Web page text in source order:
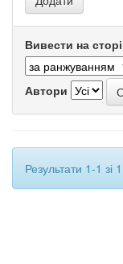
Вивести на
Автори
Результати 1-1 зі